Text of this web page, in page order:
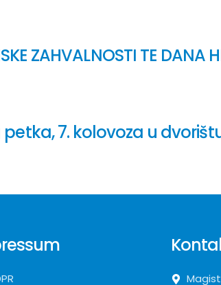
ZAHVALNOSTI TE DANA
7. kolovoza u